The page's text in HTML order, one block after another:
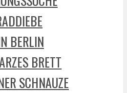
BERLIN
BRETT
SCHNAUZE